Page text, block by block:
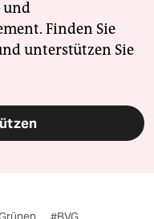
und
Finden Sie
unterstützen Sie